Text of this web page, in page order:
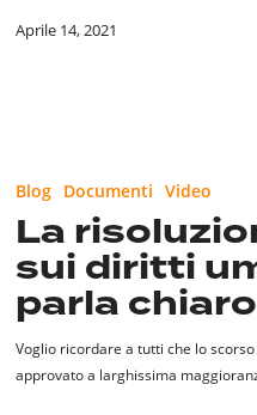
Aprile 14, 2021
europea
umani
in
parla
chiaro
Blog Documenti Video
La
sui diritti
parla chiaro
Voglio ricordare a tutti che lo
approvato a larghissima